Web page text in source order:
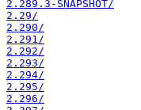
2.289.3-SNAPSHOT/
2.29/
2.290/
2.291/
2.292/
2.293/
2.294/
2.295/
2.296/